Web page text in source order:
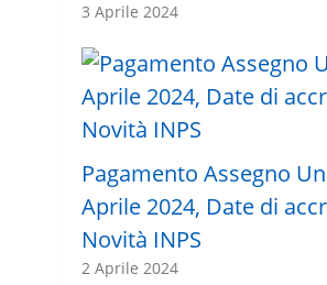
3 Aprile 2024
Pagamento Assegno
Aprile 2024, Date di
Novità INPS
2 Aprile 2024